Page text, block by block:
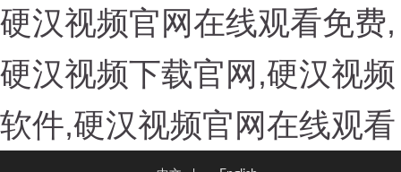
硬汉视频官网在线观看免费,
硬汉视频下载官网,硬汉视频
软件,硬汉视频官网在线观看